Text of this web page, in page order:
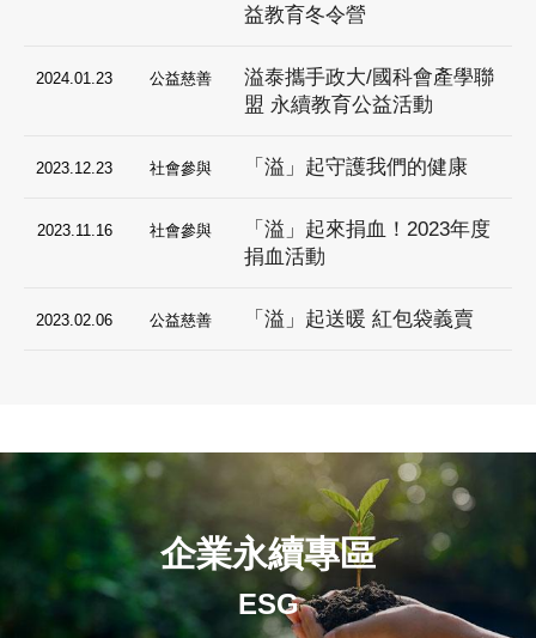
益教育冬令營
2024.01.23 公益慈善
溢泰攜手政大/國科會產學聯
盟 永續教育公益活動
2023.12.23 社會參與 「溢」起守護我們的健康
2023.11.16 社會參與
「溢」起來捐血！2023年度
捐血活動
2023.02.06 公益慈善 「溢」起送暖 紅包袋義賣
企業永續專區
ESG